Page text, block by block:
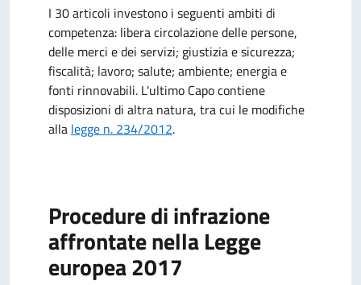
I 30 articoli investono i seguenti ambiti di
competenza: libera circolazione delle persone,
delle merci e dei servizi; giustizia e sicurezza;
fiscalità; lavoro; salute; ambiente; energia e
fonti rinnovabili. L'ultimo Capo contiene
disposizioni di altra natura, tra cui le modifiche
alla legge n. 234/2012.
Procedure di infrazione
affrontate nella Legge
europea 2017